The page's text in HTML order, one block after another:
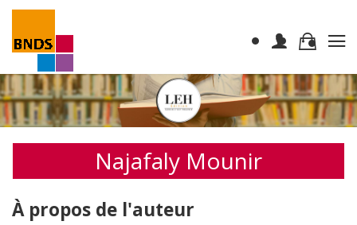
Najafaly Mounir
À propos de l'auteur